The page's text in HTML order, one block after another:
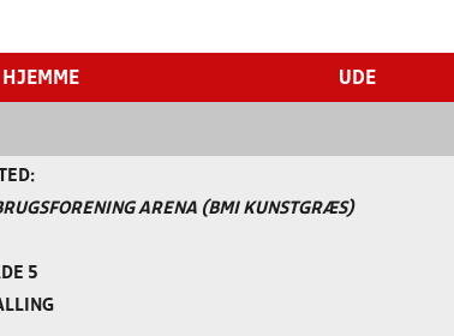
HJEMME UDE
ARENA (BMI KUNSTGRÆS)
5